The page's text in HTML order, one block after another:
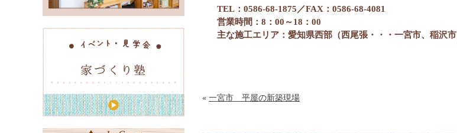
TEL：0586-68-1875／FAX：0586-68-4081
営業時間：8：00～18：00
主な施工エリア：愛知県西部（西尾張 ・・・一宮市、稲沢市
« 一宮市 平屋の新築現場